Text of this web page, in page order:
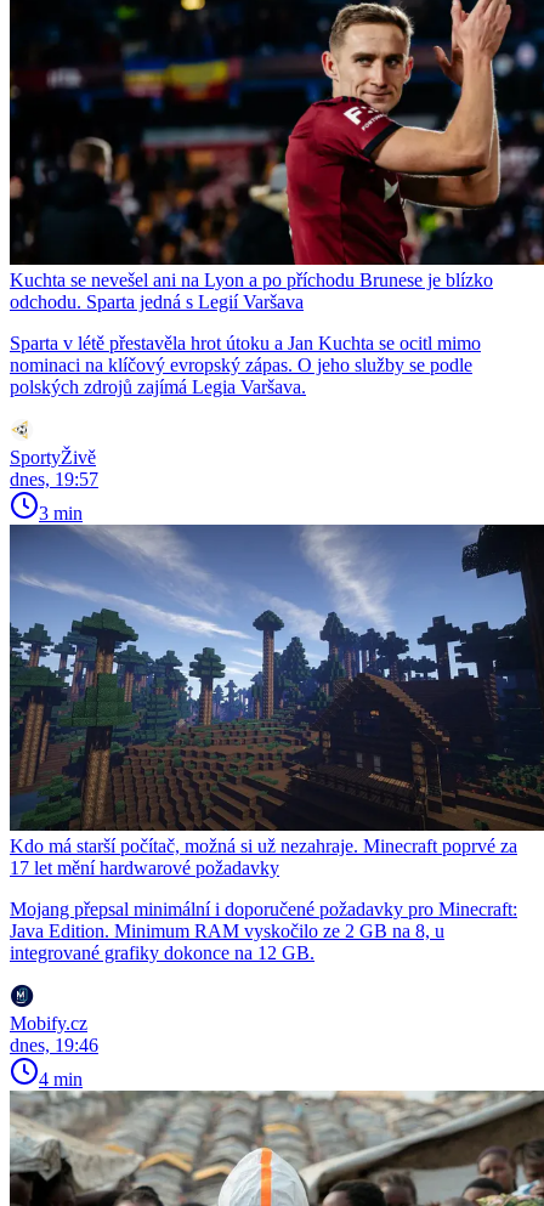
Kuchta se nevešel ani na Lyon a po příchodu Brunese je blízko
odchodu. Sparta jedná s Legií Varšava
Sparta v létě přestavěla hrot útoku a Jan Kuchta se ocitl mimo
nominaci na klíčový evropský zápas. O jeho služby se podle
polských zdrojů zajímá Legia Varšava.
SportyŽivě
dnes, 19:57
3 min
Kdo má starší počítač, možná si už nezahraje. Minecraft poprvé za
17 let mění hardwarové požadavky
Mojang přepsal minimální i doporučené požadavky pro Minecraft:
Java Edition. Minimum RAM vyskočilo ze 2 GB na 8, u
integrované grafiky dokonce na 12 GB.
Mobify.cz
dnes, 19:46
4 min